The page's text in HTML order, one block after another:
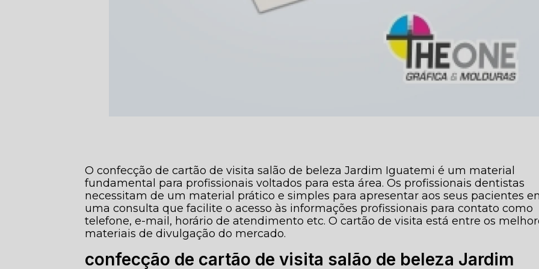
O confecção de cartão de visita salão de beleza Jardim Iguatemi é um material
fundamental para profissionais voltados para esta área. Os profissionais dentistas
necessitam de um material prático e simples para apresentar aos seus pacientes
uma consulta que facilite o acesso às informações profissionais para contato como
telefone, e-mail, horário de atendimento etc. O cartão de visita está entre os
materiais de divulgação do mercado.
confecção de cartão de visita salão de beleza Jardim